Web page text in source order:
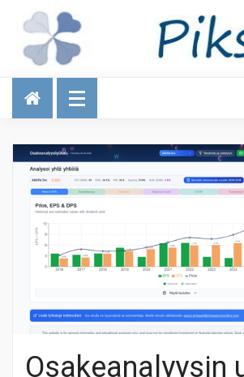
Talous
Osakeanalyysin